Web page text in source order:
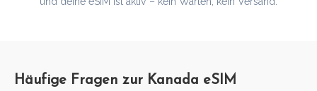
Häufige Fragen zur Kanada eSIM